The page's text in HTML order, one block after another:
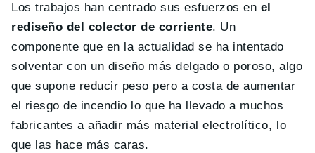
Los trabajos han centrado sus esfuerzos en el
rediseño del colector de corriente. Un
componente que en la actualidad se ha intentado
solventar con un diseño más delgado o poroso, algo
que supone reducir peso pero a costa de aumentar
el riesgo de incendio lo que ha llevado a muchos
fabricantes a añadir más material electrolítico, lo
que las hace más caras.